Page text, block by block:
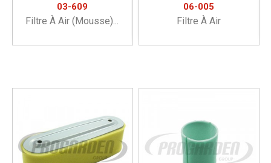
03-609
Filtre À Air (mousse)...
06-005
Filtre À Air